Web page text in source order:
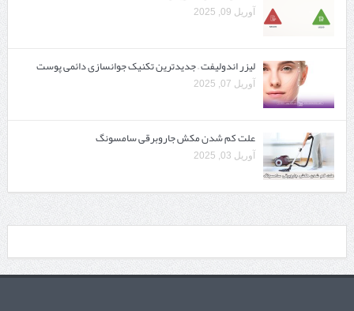
آوریل 09, 2025
لیزر اندولیفت – جدیدترین تکنیک جوانسازی دائمی پوست
آوریل 07, 2025
علت کم شدن مکش جاروبرقی سامسونگ
آوریل 03, 2025